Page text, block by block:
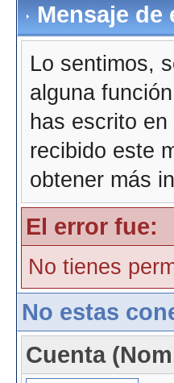
Mensaje de
Lo sentimos,
alguna
has escrito
recibido este
obtener más
El error fue:
No tienes
No estas
Cuenta